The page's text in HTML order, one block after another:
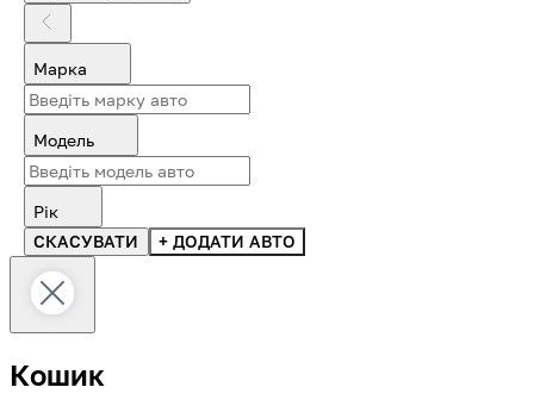
Марка
Модель
Рік
СКАСУВАТИ
+ ДОДАТИ АВТО
Кошик